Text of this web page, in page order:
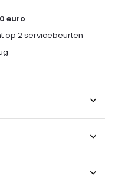
euro
op 2 servicebeurten